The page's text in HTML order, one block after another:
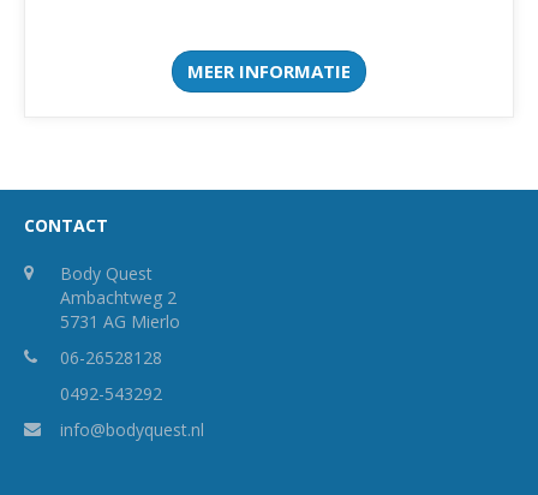
MEER INFORMATIE
CONTACT
Body Quest
Ambachtweg 2
5731 AG Mierlo
06-26528128
0492-543292
info@bodyquest.nl